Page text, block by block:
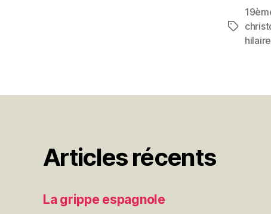
hilaire
Articles récents
La grippe espagnole